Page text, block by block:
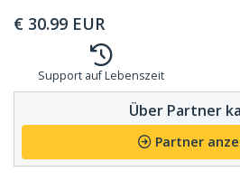
€ 30.99 EUR
Support auf Lebenszeit
Über Partner
Partner